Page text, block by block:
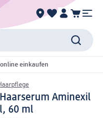
online einkaufen
Haarserum Aminexil
60 ml